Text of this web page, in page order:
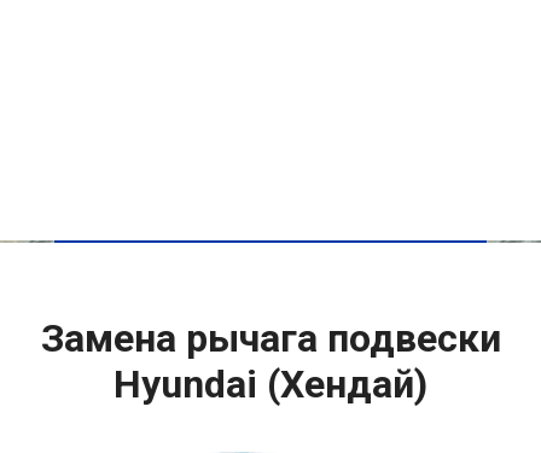
Замена рычага подвески
Hyundai (Хендай)